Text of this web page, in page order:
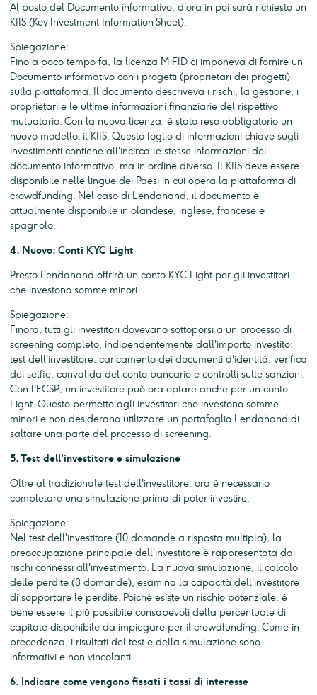
Al posto del Documento informativo, d'ora in poi sarà richiesto un
KIIS (Key Investment Information Sheet).
Spiegazione:
Fino a poco tempo fa, la licenza MiFID ci imponeva di fornire un
Documento informativo con i progetti (proprietari dei progetti)
sulla piattaforma. Il documento descriveva i rischi, la gestione, i
proprietari e le ultime informazioni finanziarie del rispettivo
mutuatario. Con la nuova licenza, è stato reso obbligatorio un
nuovo modello: il KIIS. Questo foglio di informazioni chiave sugli
investimenti contiene all'incirca le stesse informazioni del
documento informativo, ma in ordine diverso. Il KIIS deve essere
disponibile nelle lingue dei Paesi in cui opera la piattaforma di
crowdfunding. Nel caso di Lendahand, il documento è
attualmente disponibile in olandese, inglese, francese e
spagnolo.
4. Nuovo: Conti KYC Light
Presto Lendahand offrirà un conto KYC Light per gli investitori
che investono somme minori.
Spiegazione:
Finora, tutti gli investitori dovevano sottoporsi a un processo di
screening completo, indipendentemente dall'importo investito:
test dell'investitore, caricamento dei documenti d'identità, verifica
dei selfie, convalida del conto bancario e controlli sulle sanzioni.
Con l'ECSP, un investitore può ora optare anche per un conto
Light. Questo permette agli investitori che investono somme
minori e non desiderano utilizzare un portafoglio Lendahand di
saltare una parte del processo di screening.
5. Test dell'investitore e simulazione
Oltre al tradizionale test dell'investitore, ora è necessario
completare una simulazione prima di poter investire.
Spiegazione:
Nel test dell'investitore (10 domande a risposta multipla), la
preoccupazione principale dell'investitore è rappresentata dai
rischi connessi all'investimento. La nuova simulazione, il calcolo
delle perdite (3 domande), esamina la capacità dell'investitore
di sopportare le perdite. Poiché esiste un rischio potenziale, è
bene essere il più possibile consapevoli della percentuale di
capitale disponibile da impiegare per il crowdfunding. Come in
precedenza, i risultati del test e della simulazione sono
informativi e non vincolanti.
6. Indicare come vengono fissati i tassi di interesse